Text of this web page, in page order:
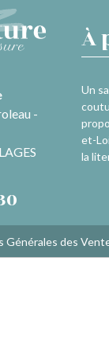
-
À
Un
et-
la
Générales des